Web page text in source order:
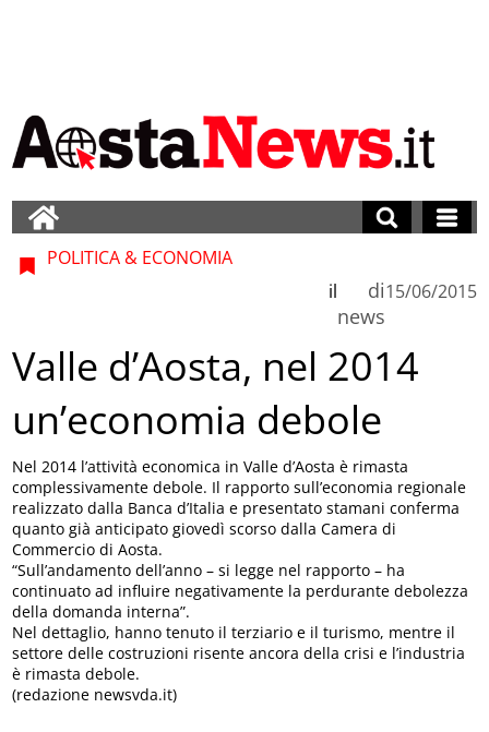
POLITICA & ECONOMIA
di
news
il 15/06/2015
Valle d’Aosta, nel 2014
un’economia debole
Nel 2014 l’attività economica in Valle d’Aosta è rimasta
complessivamente debole. Il rapporto sull’economia regionale
realizzato dalla Banca d’Italia e presentato stamani conferma
quanto già anticipato giovedì scorso dalla Camera di
Commercio di Aosta.
“Sull’andamento dell’anno – si legge nel rapporto – ha
continuato ad influire negativamente la perdurante debolezza
della domanda interna”.
Nel dettaglio, hanno tenuto il terziario e il turismo, mentre il
settore delle costruzioni risente ancora della crisi e l’industria
è rimasta debole.
(redazione newsvda.it)